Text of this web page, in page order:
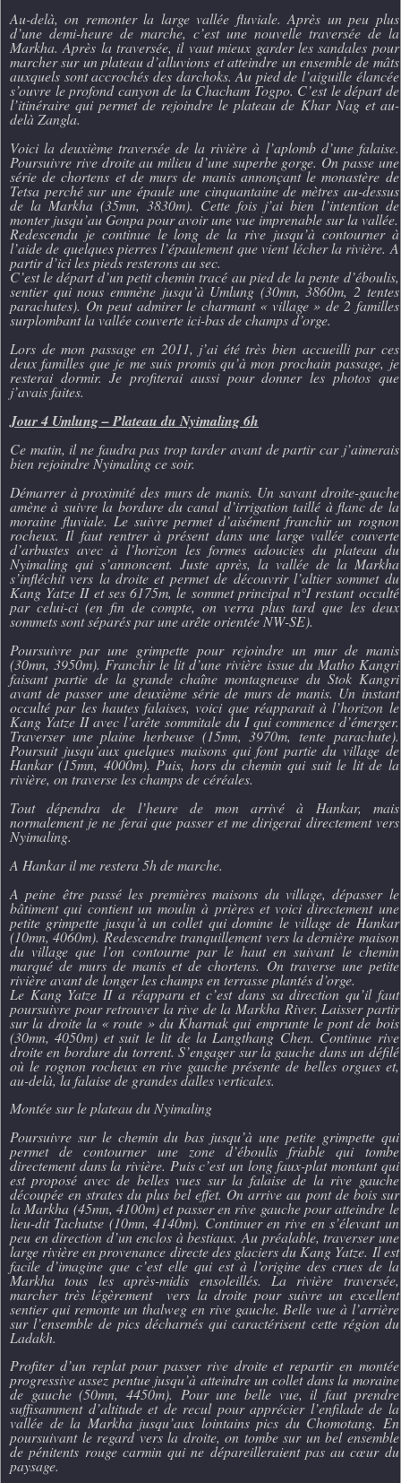
Au-delà, on remonter la large vallée fluviale. Après un peu plus
d’une demi-heure de marche, c’est une nouvelle traversée de la
Markha. Après la traversée, il vaut mieux garder les sandales pour
marcher sur un plateau d’alluvions et atteindre un ensemble de mâts
auxquels sont accrochés des darchoks. Au pied de l’aiguille élancée
s’ouvre le profond canyon de la Chacham Togpo. C’est le départ de
l’itinéraire qui permet de rejoindre le plateau de Khar Nag et au-
delà Zangla.
Voici la deuxième traversée de la rivière à l’aplomb d’une falaise.
Poursuivre rive droite au milieu d’une superbe gorge. On passe une
série de chortens et de murs de manis annonçant le monastère de
Tetsa perché sur une épaule une cinquantaine de mètres au-dessus
de la Markha (35mn, 3830m). Cette fois j’ai bien l’intention de
monter jusqu’au Gonpa pour avoir une vue imprenable sur la vallée.
Redescendu je continue le long de la rive jusqu’à contourner à
l’aide de quelques pierres l’épaulement que vient lécher la rivière. A
partir d’ici les pieds resterons au sec.
C’est le départ d’un petit chemin tracé au pied de la pente d’éboulis,
sentier qui nous emmène jusqu’à Umlung (30mn, 3860m, 2 tentes
parachutes). On peut admirer le charmant « village » de 2 familles
surplombant la vallée couverte ici-bas de champs d’orge.
Lors de mon passage en 2011, j’ai été très bien accueilli par ces
deux familles que je me suis promis qu’à mon prochain passage, je
resterai dormir. Je profiterai aussi pour donner les photos que
j’avais faites.
Jour 4 Umlung – Plateau du Nyimaling 6h
Ce matin, il ne faudra pas trop tarder avant de partir car j’aimerais
bien rejoindre Nyimaling ce soir.
Démarrer à proximité des murs de manis. Un savant droite-gauche
amène à suivre la bordure du canal d’irrigation taillé à flanc de la
moraine fluviale. Le suivre permet d’aisément franchir un rognon
rocheux. Il faut rentrer à présent dans une large vallée couverte
d’arbustes avec à l’horizon les formes adoucies du plateau du
Nyimaling qui s’annoncent. Juste après, la vallée de la Markha
s’infléchit vers la droite et permet de découvrir l’altier sommet du
Kang Yatze II et ses 6175m, le sommet principal n°I restant occulté
par celui-ci (en fin de compte, on verra plus tard que les deux
sommets sont séparés par une arête orientée NW-SE).
Poursuivre par une grimpette pour rejoindre un mur de manis
(30mn, 3950m). Franchir le lit d’une rivière issue du Matho Kangri
faisant partie de la grande chaîne montagneuse du Stok Kangri
avant de passer une deuxième série de murs de manis. Un instant
occulté par les hautes falaises, voici que réapparait à l’horizon le
Kang Yatze II avec l’arête sommitale du I qui commence d’émerger.
Traverser une plaine herbeuse (15mn, 3970m, tente parachute).
Poursuit jusqu’aux quelques maisons qui font partie du village de
Hankar (15mn, 4000m). Puis, hors du chemin qui suit le lit de la
rivière, on traverse les champs de céréales.
Tout dépendra de l’heure de mon arrivé à Hankar, mais
normalement je ne ferai que passer et me dirigerai directement vers
Nyimaling.
A Hankar il me restera 5h de marche.
A peine être passé les premières maisons du village, dépasser le
bâtiment qui contient un moulin à prières et voici directement une
petite grimpette jusqu’à un collet qui domine le village de Hankar
(10mn, 4060m). Redescendre tranquillement vers la dernière maison
du village que l’on contourne par le haut en suivant le chemin
marqué de murs de manis et de chortens. On traverse une petite
rivière avant de longer les champs en terrasse plantés d’orge.
Le Kang Yatze II a réapparu et c’est dans sa direction qu’il faut
poursuivre pour retrouver la rive de la Markha River. Laisser partir
sur la droite la « route » du Kharnak qui emprunte le pont de bois
(30mn, 4050m) et suit le lit de la Langthang Chen. Continue rive
droite en bordure du torrent. S’engager sur la gauche dans un défilé
où le rognon rocheux en rive gauche présente de belles orgues et,
au-delà, la falaise de grandes dalles verticales.
Montée sur le plateau du Nyimaling
Poursuivre sur le chemin du bas jusqu’à une petite grimpette qui
permet de contourner une zone d’éboulis friable qui tombe
directement dans la rivière. Puis c’est un long faux-plat montant qui
est proposé avec de belles vues sur la falaise de la rive gauche
découpée en strates du plus bel effet. On arrive au pont de bois sur
la Markha (45mn, 4100m) et passer en rive gauche pour atteindre le
lieu-dit Tachutse (10mn, 4140m). Continuer en rive en s’élevant un
peu en direction d’un enclos à bestiaux. Au préalable, traverser une
large rivière en provenance directe des glaciers du Kang Yatze. Il est
facile d’imagine que c’est elle qui est à l’origine des crues de la
Markha tous les après-midis ensoleillés. La rivière traversée,
marcher très légèrement vers la droite pour suivre un excellent
sentier qui remonte un thalweg en rive gauche. Belle vue à l’arrière
sur l’ensemble de pics décharnés qui caractérisent cette région du
Ladakh.
Profiter d’un replat pour passer rive droite et repartir en montée
progressive assez pentue jusqu’à atteindre un collet dans la moraine
de gauche (50mn, 4450m). Pour une belle vue, il faut prendre
suffisamment d’altitude et de recul pour apprécier l’enfilade de la
vallée de la Markha jusqu’aux lointains pics du Chomotang. En
poursuivant le regard vers la droite, on tombe sur un bel ensemble
de pénitents rouge carmin qui ne dépareilleraient pas au cœur du
paysage.